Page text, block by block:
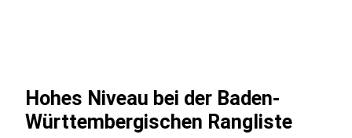
Hohes Niveau bei der Baden-
Württembergischen Rangliste